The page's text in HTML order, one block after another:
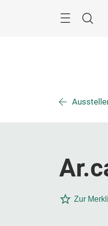
Suche
Zur